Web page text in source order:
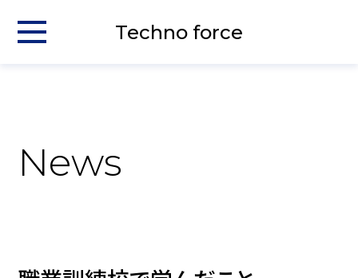
Techno force
News